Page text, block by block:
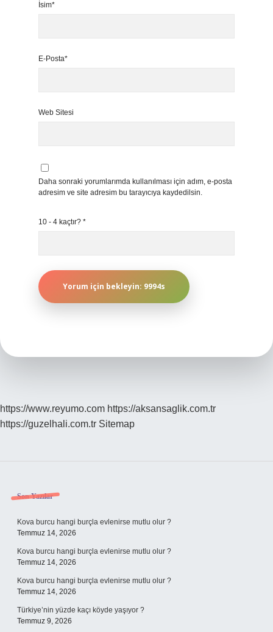
İsim*
E-Posta*
Web Sitesi
Daha sonraki yorumlarımda kullanılması için adım, e-posta
adresim ve site adresim bu tarayıcıya kaydedilsin.
10 - 4 kaçtır? *
https://www.reyumo.com https://aksansaglik.com.tr
https://guzelhali.com.tr Sitemap
Sidebar
Son Yazılar
Kova burcu hangi burçla evlenirse mutlu olur ?
Temmuz 14, 2026
Kova burcu hangi burçla evlenirse mutlu olur ?
Temmuz 14, 2026
Kova burcu hangi burçla evlenirse mutlu olur ?
Temmuz 14, 2026
Türkiye’nin yüzde kaçı köyde yaşıyor ?
Temmuz 9, 2026